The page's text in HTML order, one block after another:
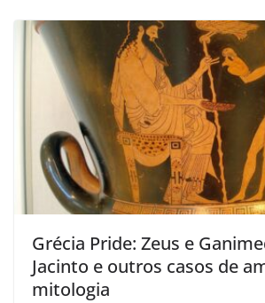
Grécia Pride: Zeus e
Jacinto e outros casos de
mitologia